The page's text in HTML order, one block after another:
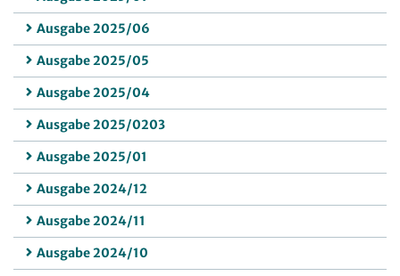
Ausgabe 2025/06
Ausgabe 2025/05
Ausgabe 2025/04
Ausgabe 2025/0203
Ausgabe 2025/01
Ausgabe 2024/12
Ausgabe 2024/11
Ausgabe 2024/10